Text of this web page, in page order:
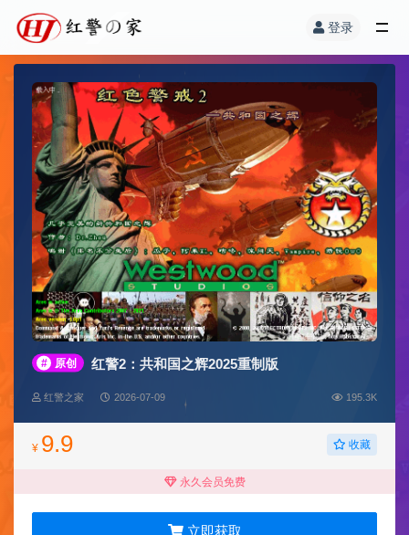
登录
# 原创 红警2：共和国之辉2025重制版
红警之家 2026-07-09 195.3K
¥ 9.9 收藏
永久会员免费
立即获取